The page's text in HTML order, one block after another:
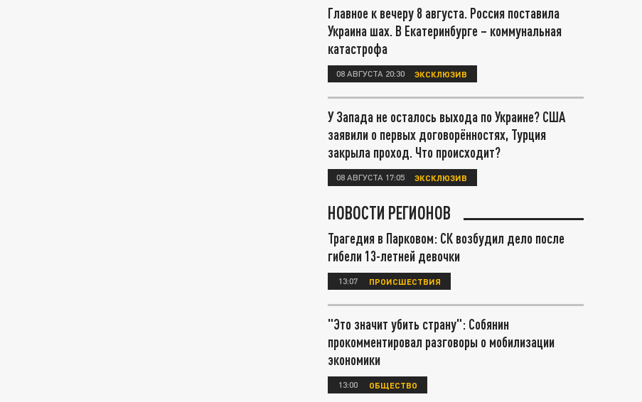
Главное к вечеру 8 августа. Россия поставила
Украина шах. В Екатеринбурге – коммунальная
катастрофа
08 АВГУСТА 20:30 ЭКСКЛЮЗИВ
У Запада не осталось выхода по Украине? США
заявили о первых договорённостях, Турция
закрыла проход. Что происходит?
08 АВГУСТА 17:05 ЭКСКЛЮЗИВ
НОВОСТИ РЕГИОНОВ
Трагедия в Парковом: СК возбудил дело после
гибели 13-летней девочки
13:07 ПРОИСШЕСТВИЯ
"Это значит убить страну": Собянин
прокомментировал разговоры о мобилизации
экономики
13:00 ОБЩЕСТВО